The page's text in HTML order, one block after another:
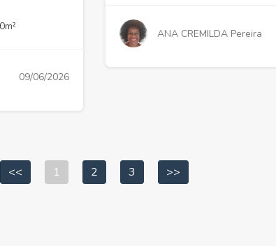
09/06/2026
ANA CREMILDA Pereira
<< 1 2 3 >>